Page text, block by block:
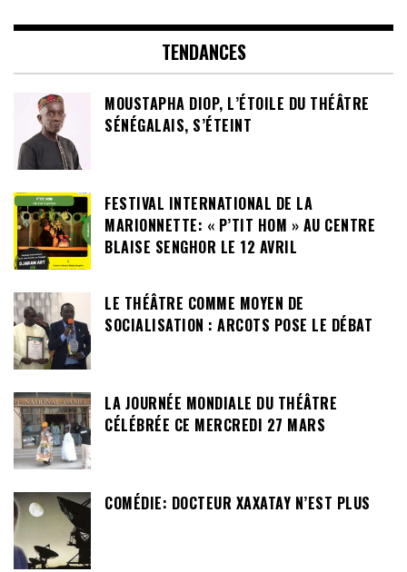
TENDANCES
MOUSTAPHA DIOP, L’ÉTOILE DU THÉÂTRE
SÉNÉGALAIS, S’ÉTEINT
FESTIVAL INTERNATIONAL DE LA
MARIONNETTE: « P’TIT HOM » AU CENTRE
BLAISE SENGHOR LE 12 AVRIL
LE THÉÂTRE COMME MOYEN DE
SOCIALISATION : ARCOTS POSE LE DÉBAT
LA JOURNÉE MONDIALE DU THÉÂTRE
CÉLÉBRÉE CE MERCREDI 27 MARS
COMÉDIE: DOCTEUR XAXATAY N’EST PLUS